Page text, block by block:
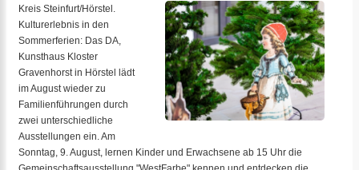
Kreis Steinfurt/Hörstel.
Kulturerlebnis in den
Sommerferien: Das DA,
Kunsthaus Kloster
Gravenhorst in Hörstel lädt
im August wieder zu
Familienführungen durch
zwei unterschiedliche
Ausstellungen ein. Am
Sonntag, 9. August, lernen Kinder und Erwachsene ab 15 Uhr die